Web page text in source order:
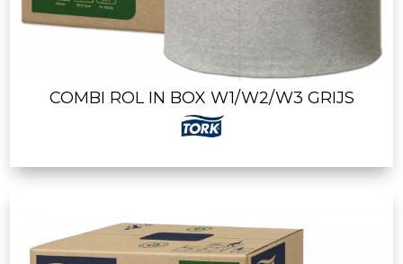
COMBI ROL IN BOX W1/W2/W3 GRIJS